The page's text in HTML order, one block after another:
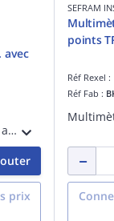
Multimètre 100.000 pts, double afficheur- TRMS (50 kHz/ 0,015 %). Livré avec un jeu de cordons ,un jeu de pinces croco, un adaptateur thermocouple, une sonde filaire type K (ST305) et une gaine de protection. Livré avec son logiciel.
prix
SEFRAM
Réf Rexel
Réf Fab :